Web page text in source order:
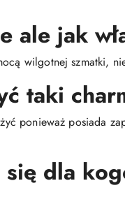
ale jak
wilgotnej szmatki,
taki
ponieważ posiada
się dla